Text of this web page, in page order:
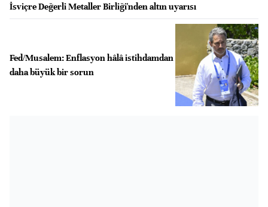
İsviçre Değerli Metaller Birliği'nden altın uyarısı
Fed/Musalem: Enflasyon hâlâ istihdamdan
daha büyük bir sorun